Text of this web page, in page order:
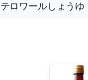
テロワールしょうゆ